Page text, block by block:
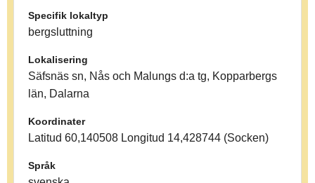
Specifik lokaltyp
bergsluttning
Lokalisering
Säfsnäs sn, Nås och Malungs d:a tg, Kopparbergs
län, Dalarna
Koordinater
Latitud 60,140508 Longitud 14,428744 (Socken)
Språk